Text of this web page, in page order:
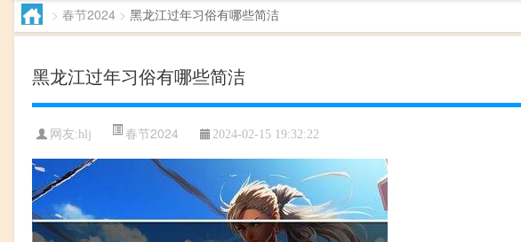
> 春节2024 > 黑龙江过年习俗有哪些简洁
黑龙江过年习俗有哪些简洁
网友:hlj 春节2024 2024-02-15 19:32:22